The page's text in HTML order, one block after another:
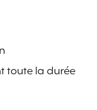
toute la durée